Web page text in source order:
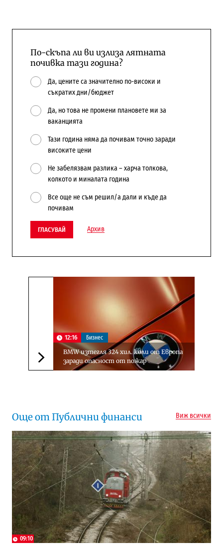
По-скъпа ли ви излиза лятната
почивка тази година?
Да, цените са значително по-високи и
съкратих дни/бюджет
Да, но това не промени плановете ми за
ваканцията
Тази година няма да почивам точно заради
високите цени
Не забелязвам разлика – харча толкова,
колкото и миналата година
Все още не съм решил/а дали и къде да
почивам
ГЛАСУВАЙ Архив
Следваща новина
12:16 Бизнес
BMW изтегля 324 хил. коли от Европа
заради опасност от пожар
Още от Публични финанси Виж всички
09:10